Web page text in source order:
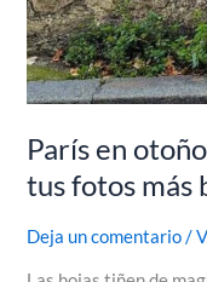
París en
tus fotos más
Deja un comentario /